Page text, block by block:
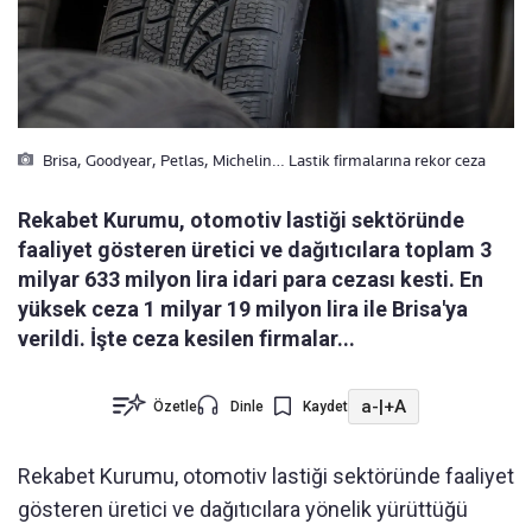
Brisa, Goodyear, Petlas, Michelin… Lastik firmalarına rekor ceza
Rekabet Kurumu, otomotiv lastiği sektöründe
faaliyet gösteren üretici ve dağıtıcılara toplam 3
milyar 633 milyon lira idari para cezası kesti. En
yüksek ceza 1 milyar 19 milyon lira ile Brisa'ya
verildi. İşte ceza kesilen firmalar...
Özetle Dinle Kaydet a-|+A
Rekabet Kurumu, otomotiv lastiği sektöründe faaliyet
gösteren üretici ve dağıtıcılara yönelik yürüttüğü